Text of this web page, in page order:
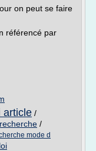
on peut se faire
référencé par
article /
/
mode d